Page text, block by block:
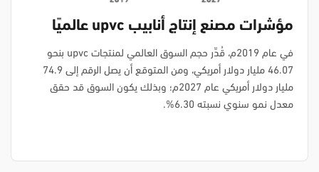
مؤشرات مصنع إنتاج أنابيب upvc عالميًا
في عام 2019م، قُدِّر حجم السوق العالمي لمنتجات upvc بنحو
46.07 مليار دولار أمريكي، ومن المتوقع أن يصل الرقم إلى 74.9
مليار دولار أمريكي عام 2027م؛ وبذلك يكون السوق قد حقق
معدل نمو سنوي نسبته 6.30%.